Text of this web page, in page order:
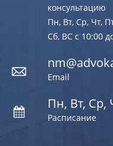
консультацию
Пн, Вт, Ср, Чт,
Сб, ВС с 10:00
Email
Пн, Вт, Ср,
Расписание